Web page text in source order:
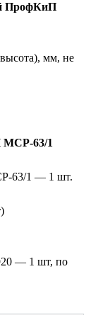
ПрофКиП
мм, не
МСР-63/1
63/1 — 1 шт.
— 1 шт, по